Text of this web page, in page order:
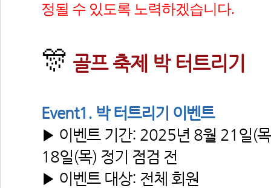
정될 수 있도록 노력하겠습니다.
🎊 골프 축제 박 터트리기
Event1. 박 터트리기 이벤트
▶ 이벤트 기간: 2025년 8월 21일(
18일(목) 정기 점검 전
▶ 이벤트 대상: 전체 회원